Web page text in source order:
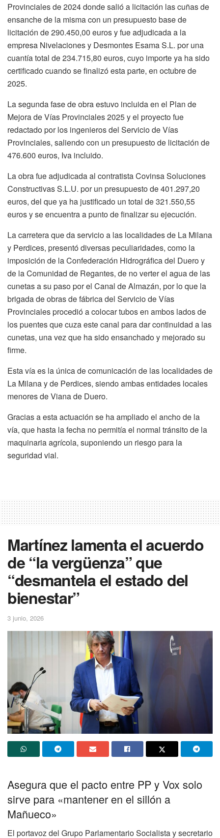
Provinciales de 2024 donde salió a licitación las cuñas de
ensanche de la misma con un presupuesto base de
licitación de 290.450,00 euros y fue adjudicada a la
empresa Nivelaciones y Desmontes Esama S.L. por una
cuantía total de 234.715,80 euros, cuyo importe ya ha sido
certificado cuando se finalizó esta parte, en octubre de
2025.
La segunda fase de obra estuvo incluida en el Plan de
Mejora de Vías Provinciales 2025 y el proyecto fue
redactado por los ingenieros del Servicio de Vías
Provinciales, saliendo con un presupuesto de licitación de
476.600 euros, Iva incluido.
La obra fue adjudicada al contratista Covinsa Soluciones
Constructivas S.L.U. por un presupuesto de 401.297,20
euros, del que ya ha justificado un total de 321.550,55
euros y se encuentra a punto de finalizar su ejecución.
La carretera que da servicio a las localidades de La Milana
y Perdices, presentó diversas peculiaridades, como la
imposición de la Confederación Hidrográfica del Duero y
de la Comunidad de Regantes, de no verter el agua de las
cunetas a su paso por el Canal de Almazán, por lo que la
brigada de obras de fábrica del Servicio de Vías
Provinciales procedió a colocar tubos en ambos lados de
los puentes que cuza este canal para dar continuidad a las
cunetas, una vez que ha sido ensanchado y mejorado su
firme.
Esta vía es la única de comunicación de las localidades de
La Milana y de Perdices, siendo ambas entidades locales
menores de Viana de Duero.
Gracias a esta actuación se ha ampliado el ancho de la
vía, que hasta la fecha no permitía el normal tránsito de la
maquinaria agrícola, suponiendo un riesgo para la
seguridad vial.
Martínez lamenta el acuerdo
de “la vergüenza” que
“desmantela el estado del
bienestar”
3 junio, 2026
Asegura que el pacto entre PP y Vox solo
sirve para «mantener en el sillón a
Mañueco»
El portavoz del Grupo Parlamentario Socialista y secretario